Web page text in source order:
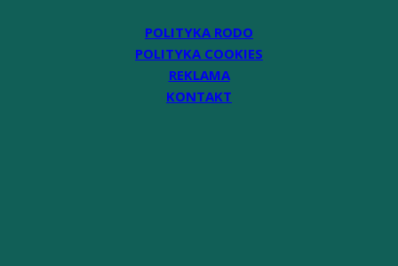
POLITYKA RODO
POLITYKA COOKIES
REKLAMA
KONTAKT